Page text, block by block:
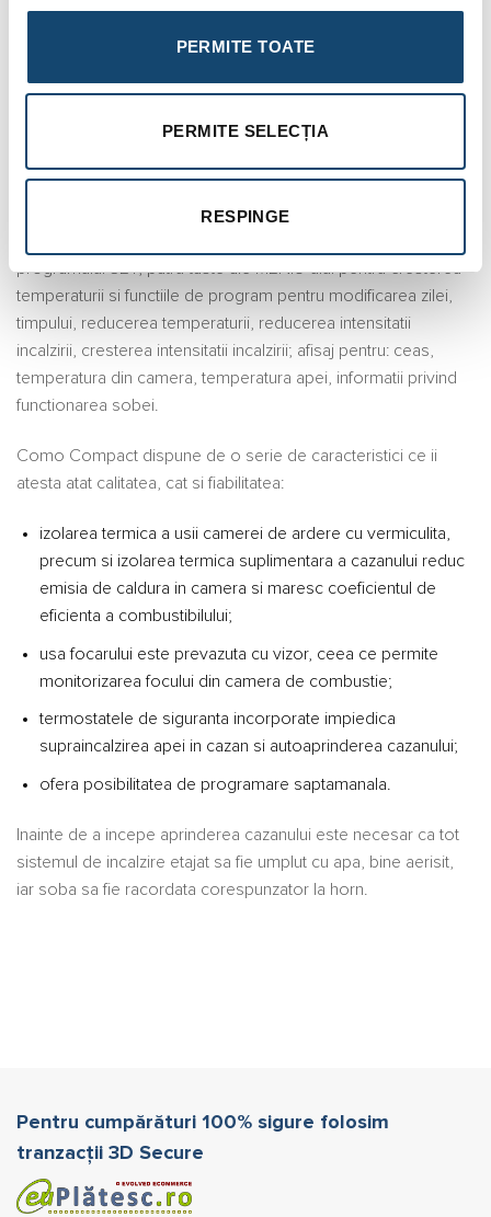
PERMITE TOATE
PERMITE SELECȚIA
RESPINGE
foloseste pentru umplerea si golirea instalatiei; se afla jos,
in partea din spate; racordul de intrare este R1/2″, iar cel
beneficiaza de tehnologie avansata, fiind prevazuta cu panou
de comanda compus din: display LCD; tasta pentru pornire
programului SET; patru taste ale MENIU-ului pentru cresterea
temperaturii si functiile de program pentru modificarea zilei,
timpului, reducerea temperaturii, reducerea intensitatii
incalzirii, cresterea intensitatii incalzirii; afisaj pentru: ceas,
temperatura din camera, temperatura apei, informatii privind
functionarea sobei.
Como Compact dispune de o serie de caracteristici ce ii
atesta atat calitatea, cat si fiabilitatea:
izolarea termica a usii camerei de ardere cu vermiculita,
precum si izolarea termica suplimentara a cazanului reduc
emisia de caldura in camera si maresc coeficientul de
eficienta a combustibilului;
usa focarului este prevazuta cu vizor, ceea ce permite
monitorizarea focului din camera de combustie;
termostatele de siguranta incorporate impiedica
supraincalzirea apei in cazan si autoaprinderea cazanului;
ofera posibilitatea de programare saptamanala.
Inainte de a incepe aprinderea cazanului este necesar ca tot
sistemul de incalzire etajat sa fie umplut cu apa, bine aerisit,
iar soba sa fie racordata corespunzator la horn.
Pentru cumpărături 100% sigure folosim
tranzacții 3D Secure